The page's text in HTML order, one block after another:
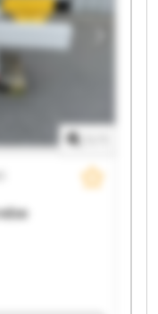
GmbH
GmbH